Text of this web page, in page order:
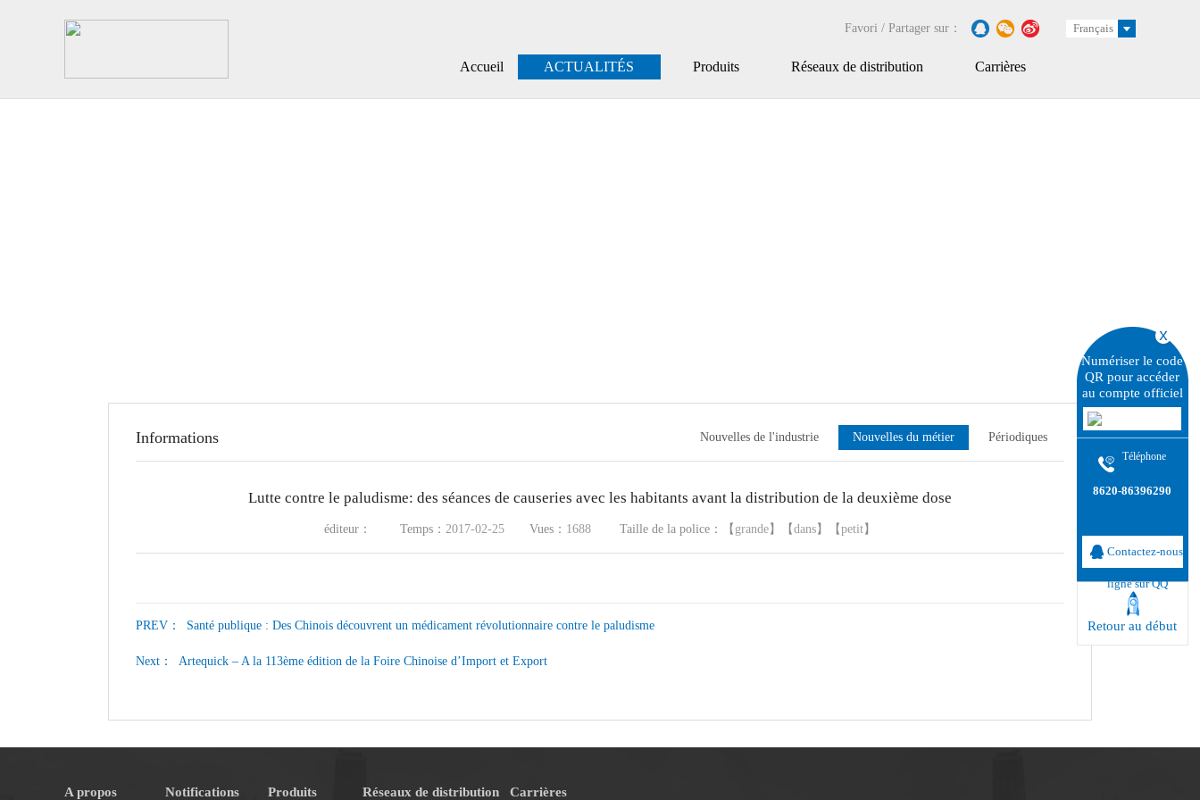
Favori / Partager sur： Français
Accueil ACTUALITÉS Produits Réseaux de distribution Carrières
Informations Nouvelles de l'industrie Nouvelles du métier Périodiques
Lutte contre le paludisme: des séances de causeries avec les habitants avant la distribution de la deuxième dose
éditeur： Temps： 2017-02-25 Vues： 1688 Taille de la police：【 grande 】【 dans 】【 petit 】
PREV： Santé publique : Des Chinois découvrent un médicament révolutionnaire contre le paludisme
Next： Artequick – A la 113ème édition de la Foire Chinoise d’Import et Export
A propos Notifications Produits Réseaux de distribution Carrières
Numériser le code
QR pour accéder
au compte officiel
Téléphone
8620-86396290
Contactez-nous
ligne sur QQ
Retour au début